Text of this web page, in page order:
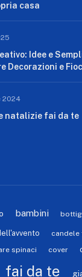
casa
Idee e
Decorazioni e
2024
natalizie fai da te
bambini
candele
spinaci cover
fai da te